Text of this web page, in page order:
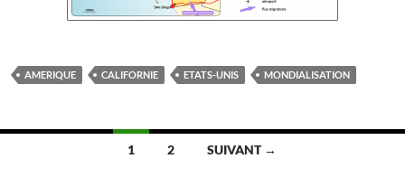
AMERIQUE CALIFORNIE ETATS-UNIS MONDIALISATION
1 2 SUIVANT →